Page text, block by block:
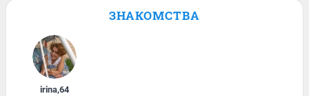
ЗНАКОМСТВА
irina,64